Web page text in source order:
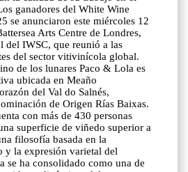
ganadores del White Wine
se anunciaron este miércoles 12
Arts Centre de Londres,
del IWSC, que reunió a las
del sector vitivinícola global.
de los lunares Paco & Lola es
ubicada en Meaño
del Val do Salnés,
de Origen Rías Baixas.
con más de 430 personas
superficie de viñedo superior a
filosofía basada en la
y la expresión varietal del
se ha consolidado como una de